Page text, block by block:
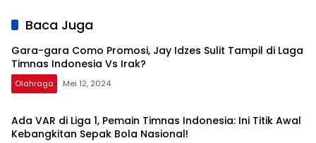
Asal Korea
Selatan
Kontrak Bojan
Hodak
yong
Baca Juga
Gara-gara Como Promosi, Jay Idzes Sulit Tampil di Laga
Timnas Indonesia Vs Irak?
Olahraga Mei 12, 2024
Ada VAR di Liga 1, Pemain Timnas Indonesia: Ini Titik Awal
Kebangkitan Sepak Bola Nasional!